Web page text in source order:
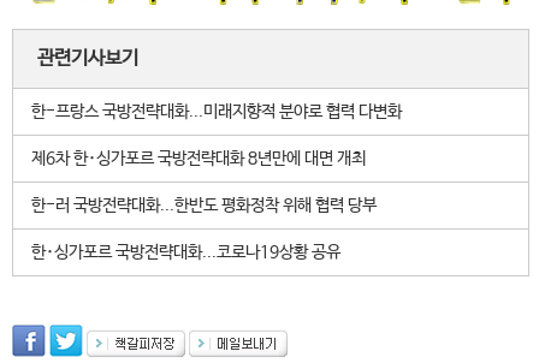
관련기사보기
한-프랑스 국방전략대화...미래지향적 분야로 협력 다변화
제6차 한･싱가포르 국방전략대화 8년만에 대면 개최
한-러 국방전략대화...한반도 평화정착 위해 협력 당부
한･싱가포르 국방전략대화...코로나19상황 공유